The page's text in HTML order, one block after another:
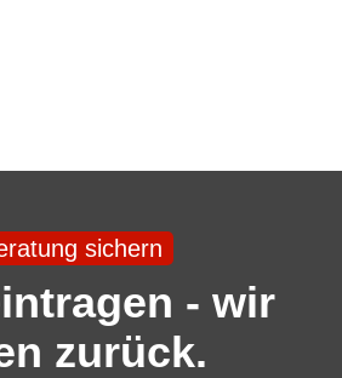
sichern
- wir
zurück.